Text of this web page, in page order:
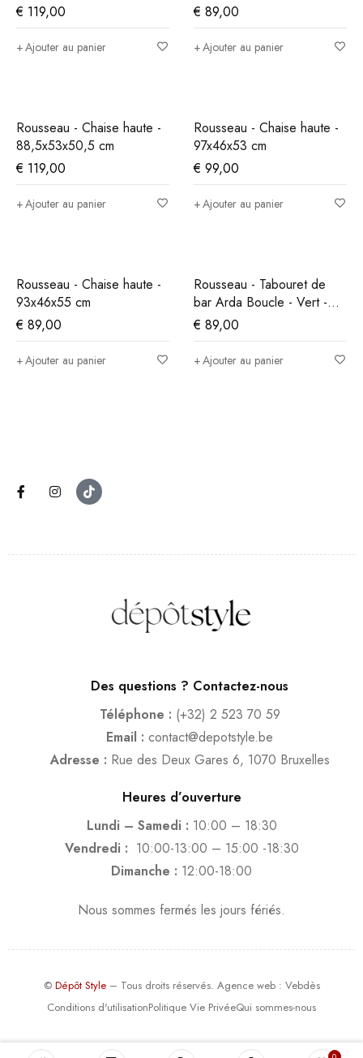
€ 119,00
Ajouter au panier
€ 89,00
Ajouter au panier
Rousseau - Chaise haute -
88,5x53x50,5 cm
€ 119,00
Ajouter au panier
Rousseau - Chaise haute -
97x46x53 cm
€ 99,00
Ajouter au panier
Rousseau - Chaise haute -
93x46x55 cm
€ 89,00
Ajouter au panier
Rousseau - Tabouret de
bar Arda Boucle - Vert -
86x49x46 cm
€ 89,00
Ajouter au panier
Des questions ? Contactez-nous
Téléphone : (+32) 2 523 70 59
Email : contact@depotstyle.be
Adresse : Rue des Deux Gares 6, 1070 Bruxelles
Heures d’ouverture
Lundi – Samedi : 10:00 – 18:30
Vendredi : 10:00-13:00 – 15:00 -18:30
Dimanche : 12:00-18:00
Nous sommes fermés les jours fériés.
© Dépôt Style– Tous droits réservés. Agence web: Vebdès
Conditions d'utilisationPolitique Vie PrivéeQui sommes-nous